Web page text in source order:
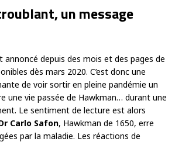
un message
annoncé depuis des mois et des pages de
dès mars 2020. C’est donc une
de voir sortir en pleine pandémie un
une vie passée de Hawkman… durant une
Le sentiment de lecture est alors
Carlo Safon, Hawkman de 1650, erre
par la maladie. Les réactions de